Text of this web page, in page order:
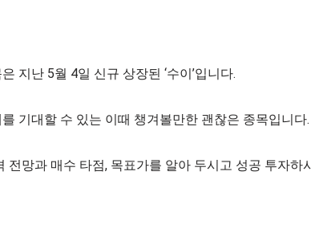
지난 5월 4일 신규 상장된 ‘수이’입니다.
기대할 수 있는 이때 챙겨볼만한 괜찮은 종목입니다.
전망과 매수 타점, 목표가를 알아 두시고 성공 투자하